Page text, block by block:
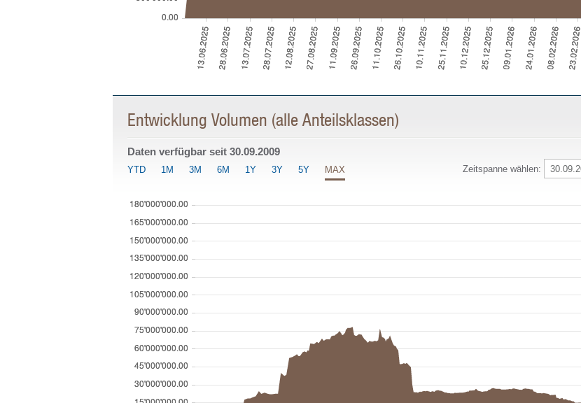
Entwicklung Volumen (alle Anteilsklassen)
Zeitspanne wählen:
Daten verfügbar seit 30.09.2009
YTD 1M 3M 6M 1Y 3Y 5Y MAX